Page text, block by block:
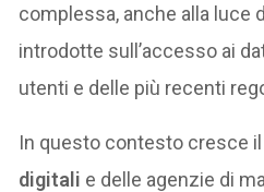
complessa, anche alla luce
introdotte sull’accesso ai
utenti e delle più recenti
In questo contesto cresce
digitali e delle agenzie di